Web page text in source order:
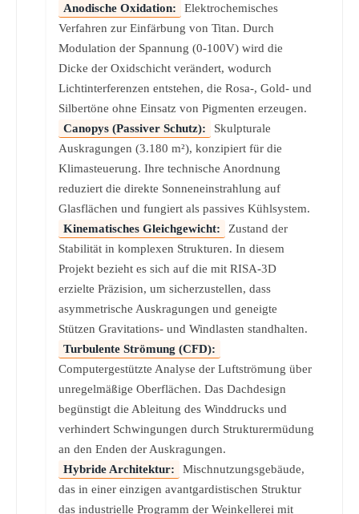
Anodische Oxidation:
Elektrochemisches
Verfahren zur Einfärbung von Titan. Durch
Modulation der Spannung (0-100V) wird die
Dicke der Oxidschicht verändert, wodurch
Lichtinterferenzen entstehen, die Rosa-, Gold- und
Silbertöne ohne Einsatz von Pigmenten erzeugen.
Canopys (Passiver Schutz):
Skulpturale
Auskragungen (3.180 m²), konzipiert für die
Klimasteuerung. Ihre technische Anordnung
reduziert die direkte Sonneneinstrahlung auf
Glasflächen und fungiert als passives Kühlsystem.
Kinematisches Gleichgewicht:
Zustand der
Stabilität in komplexen Strukturen. In diesem
Projekt bezieht es sich auf die mit RISA-3D
erzielte Präzision, um sicherzustellen, dass
asymmetrische Auskragungen und geneigte
Stützen Gravitations- und Windlasten standhalten.
Turbulente Strömung (CFD):
Computergestützte Analyse der Luftströmung über
unregelmäßige Oberflächen. Das Dachdesign
begünstigt die Ableitung des Winddrucks und
verhindert Schwingungen durch Strukturermüdung
an den Enden der Auskragungen.
Hybride Architektur:
Mischnutzungsgebäude,
das in einer einzigen avantgardistischen Struktur
das industrielle Programm der Weinkellerei mit